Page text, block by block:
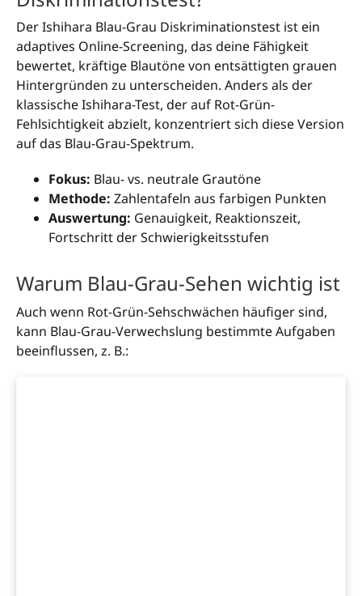
Der Ishihara Blau-Grau Diskriminationstest ist ein
adaptives Online-Screening, das deine Fähigkeit
bewertet, kräftige Blautöne von entsättigten grauen
Hintergründen zu unterscheiden. Anders als der
klassische Ishihara-Test, der auf Rot-Grün-
Fehlsichtigkeit abzielt, konzentriert sich diese Version
auf das Blau-Grau-Spektrum.
Fokus: Blau- vs. neutrale Grautöne
Methode: Zahlentafeln aus farbigen Punkten
Auswertung: Genauigkeit, Reaktionszeit,
Fortschritt der Schwierigkeitsstufen
Warum Blau-Grau-Sehen wichtig ist
Auch wenn Rot-Grün-Sehschwächen häufiger sind,
kann Blau-Grau-Verwechslung bestimmte Aufgaben
beeinflussen, z. B.: